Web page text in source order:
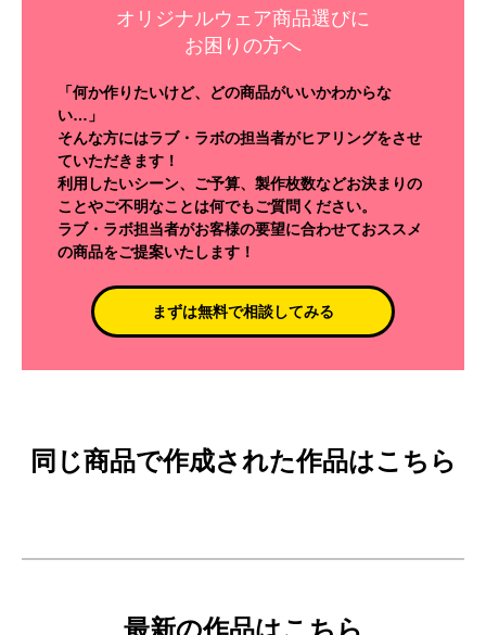
オリジナルウェア商品選びに
お困りの方へ
「何か作りたいけど、どの商品がいいかわからな
い…」
そんな方にはラブ・ラボの担当者がヒアリングをさせ
ていただきます！
利用したいシーン、ご予算、製作枚数などお決まりの
ことやご不明なことは何でもご質問ください。
ラブ・ラボ担当者がお客様の要望に合わせておススメ
の商品をご提案いたします！
まずは無料で相談してみる
同じ商品で作成された作品はこちら
最新の作品はこちら